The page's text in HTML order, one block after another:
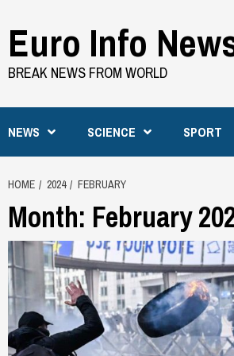
to
content
Euro Info
BREAK NEWS FROM WORLD
NEWS SCIENCE SPORT
HOME 2024 FEBRUARY
Month: February